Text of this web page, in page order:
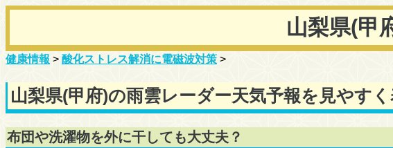
山梨県(甲
健康情報 > 酸化ストレス解消に電磁波対策 >
山梨県(甲府)の雨雲レーダー天気予報を見やす
布団や洗濯物を外に干しても大丈夫？